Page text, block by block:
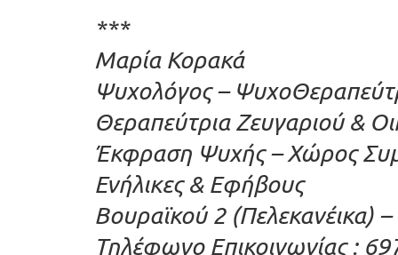
***
Μαρία Κορακά
Ψυχολόγος –
Θεραπεύτρια Ζευγαριού &
Έκφραση Ψυχής – Χώρος
Ενήλικες & Εφήβους
Βουραϊκού 2 (Πελεκανέικα)
Τηλέφωνο Επικοινωνίας :